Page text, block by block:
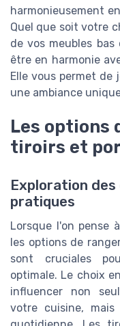
harmonieusement
Quel que soit votre
de vos meubles
être en harmonie
Elle vous permet de
une ambiance
Les options
tiroirs et
Exploration
pratiques
Lorsque l'on pense
les options de
sont cruciales
optimale. Le choix
influencer non
votre cuisine,